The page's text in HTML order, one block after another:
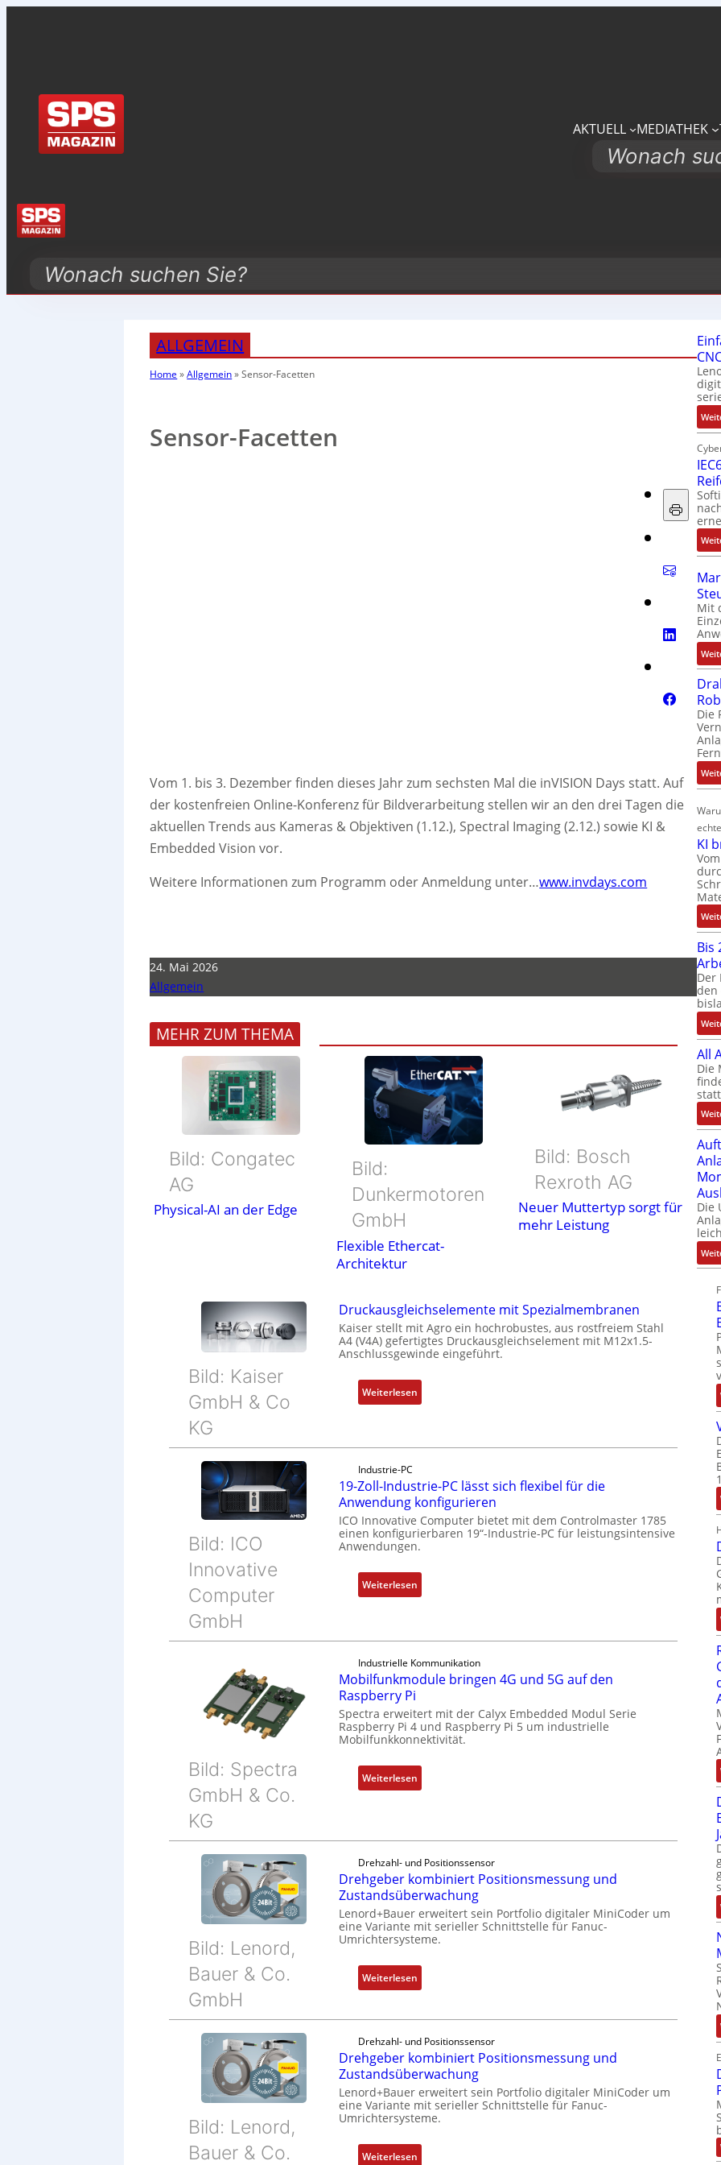
AKTUELL MEDIATHEK
Search
Search
ALLGEMEIN
Home »Allgemein»Sensor-Facetten
Sensor-Facetten
Vom 1. bis 3. Dezember finden dieses Jahr zum sechsten Mal die inVISION Days statt. Auf
der kostenfreien Online-Konferenz für Bildverarbeitung stellen wir an den drei Tagen die
aktuellen Trends aus Kameras & Objektiven (1.12.), Spectral Imaging (2.12.) sowie KI &
Embedded Vision vor.
Weitere Informationen zum Programm oder Anmeldung unter…www.invdays.com
24. Mai 2026
Allgemein
MEHR ZUM THEMA
Bild: Congatec
AG
Physical-AI an der Edge
Bild:
Dunkermotoren
GmbH
Flexible Ethercat-
Architektur
Bild: Bosch
Rexroth AG
Neuer Muttertyp sorgt für
mehr Leistung
Bild: Kaiser
GmbH & Co
KG
Druckausgleichselemente mit Spezialmembranen
Kaiser stellt mit Agro ein hochrobustes, aus rostfreiem Stahl
A4 (V4A) gefertigtes Druckausgleichselement mit M12x1.5-
Anschlussgewinde eingeführt.
Weiterlesen:
D
a
u
s
g
e
i
s
e
l
m
e
n
t
e
p
e
z
i
a
m
e
b
r
n
n
Bild: ICO
Innovative
Computer
GmbH
Industrie-PC
19-Zoll-Industrie-PC lässt sich flexibel für die
Anwendung konfigurieren
ICO Innovative Computer bietet mit dem Controlmaster 1785
einen konfigurierbaren 19“-Industrie-PC für leistungsintensive
Anwendungen.
Weiterlesen:
1
o
l
-
I
d
u
r
-
C
l
s
s
i
c
h
f
l
e
x
i
Bild: Spectra
GmbH & Co.
KG
Industrielle Kommunikation
Mobilfunkmodule bringen 4G und 5G auf den
Raspberry Pi
Spectra erweitert mit der Calyx Embedded Modul Serie
Raspberry Pi 4 und Raspberry Pi 5 um industrielle
Mobilfunkkonnektivität.
Weiterlesen:
M
i
l
f
u
n
k
m
o
d
b
r
i
n
g
n
Bild: Lenord,
Bauer & Co.
GmbH
Drehzahl- und Positionssensor
Drehgeber kombiniert Positionsmessung und
Zustandsüberwachung
Lenord+Bauer erweitert sein Portfolio digitaler MiniCoder um
eine Variante mit serieller Schnittstelle für Fanuc-
Umrichtersysteme.
Weiterlesen:
D
h
g
e
b
e
k
Bild: Lenord,
Bauer & Co.
Drehzahl- und Positionssensor
Drehgeber kombiniert Positionsmessung und
Zustandsüberwachung
Lenord+Bauer erweitert sein Portfolio digitaler MiniCoder um
eine Variante mit serieller Schnittstelle für Fanuc-
Umrichtersysteme.
Weiterlesen:
Mit
Die
KI
Bis
Der
den
All
Die
Die